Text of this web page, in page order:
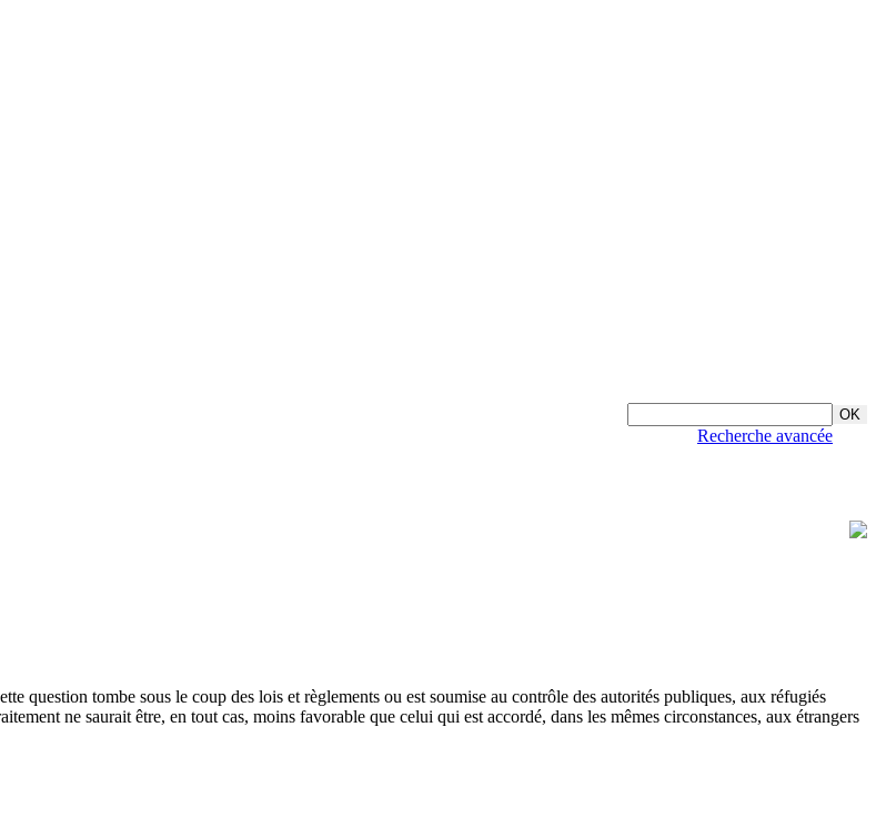
Recherche avancée
question tombe sous le coup des lois et règlements ou est soumise au contrôle des autorités publiques, aux réfugiés
ne saurait être, en tout cas, moins favorable que celui qui est accordé, dans les mêmes circonstances, aux étrangers